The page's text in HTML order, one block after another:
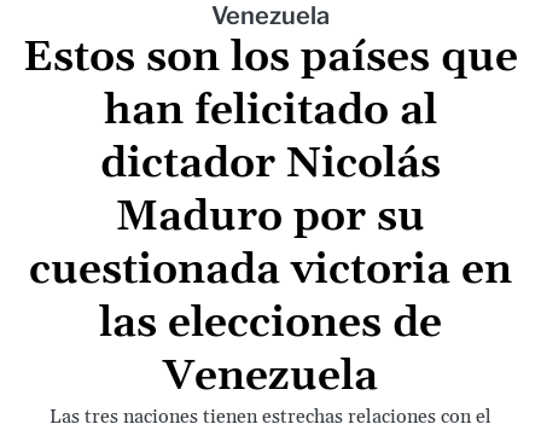
Venezuela
Estos son los países que
han felicitado al
dictador Nicolás
Maduro por su
cuestionada victoria en
las elecciones de
Venezuela
Las tres naciones tienen estrechas relaciones con el